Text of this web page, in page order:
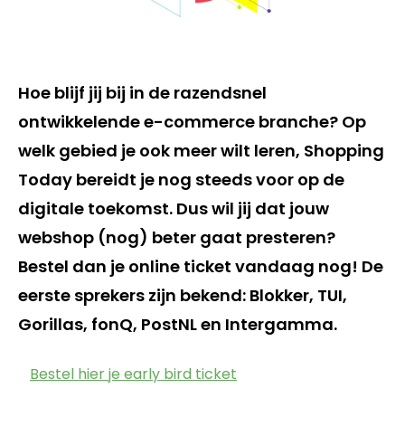
Hoe blijf jij bij in de razendsnel
ontwikkelende e-commerce branche? Op
welk gebied je ook meer wilt leren, Shopping
Today bereidt je nog steeds voor op de
digitale toekomst. Dus wil jij dat jouw
webshop (nog) beter gaat presteren?
Bestel dan je online ticket vandaag nog! De
eerste sprekers zijn bekend: Blokker, TUI,
Gorillas, fonQ, PostNL en Intergamma.
Bestel hier je early bird ticket